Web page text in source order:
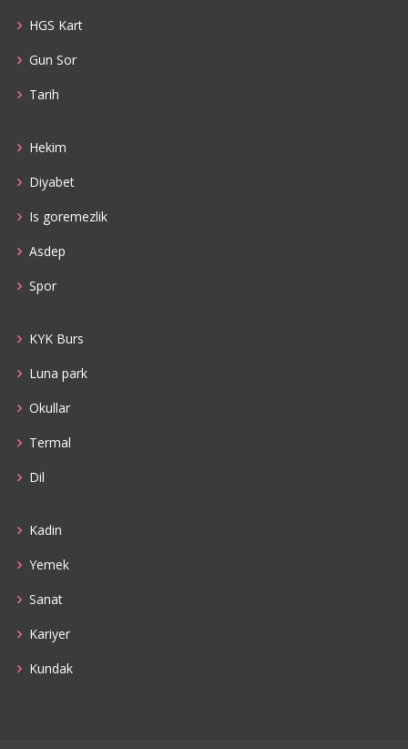
HGS Kart
Gun Sor
Tarih
Hekim
Diyabet
Is goremezlik
Asdep
Spor
KYK Burs
Luna park
Okullar
Termal
Dil
Kadin
Yemek
Sanat
Kariyer
Kundak